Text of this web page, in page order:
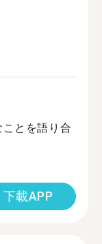
とを語り合
下載APP